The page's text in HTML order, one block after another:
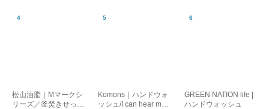
松山油脂｜Mマークシ
リーズ／釜焚きせっけ
Komons｜ハンドウォ
ッシュ/I can hear mus
GREEN NATION life |
ハンドウォッシュ